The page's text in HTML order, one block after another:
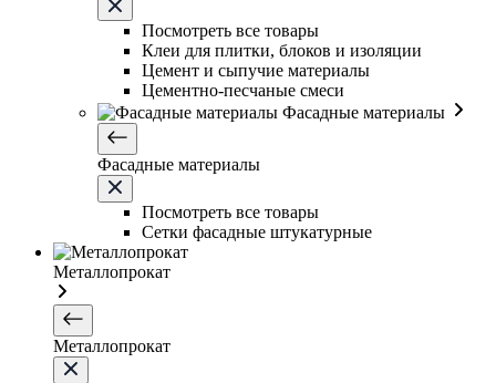
Посмотреть все товары
Клеи для плитки, блоков и изоляции
Цемент и сыпучие материалы
Цементно-песчаные смеси
Фасадные материалы
Фасадные материалы
Посмотреть все товары
Сетки фасадные штукатурные
Металлопрокат
Металлопрокат